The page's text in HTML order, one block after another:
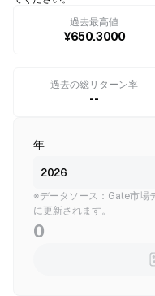
過去最高値
¥650.3000
過去の総リターン率
--
年
※データソース：Gate市場
に更新されます。
0